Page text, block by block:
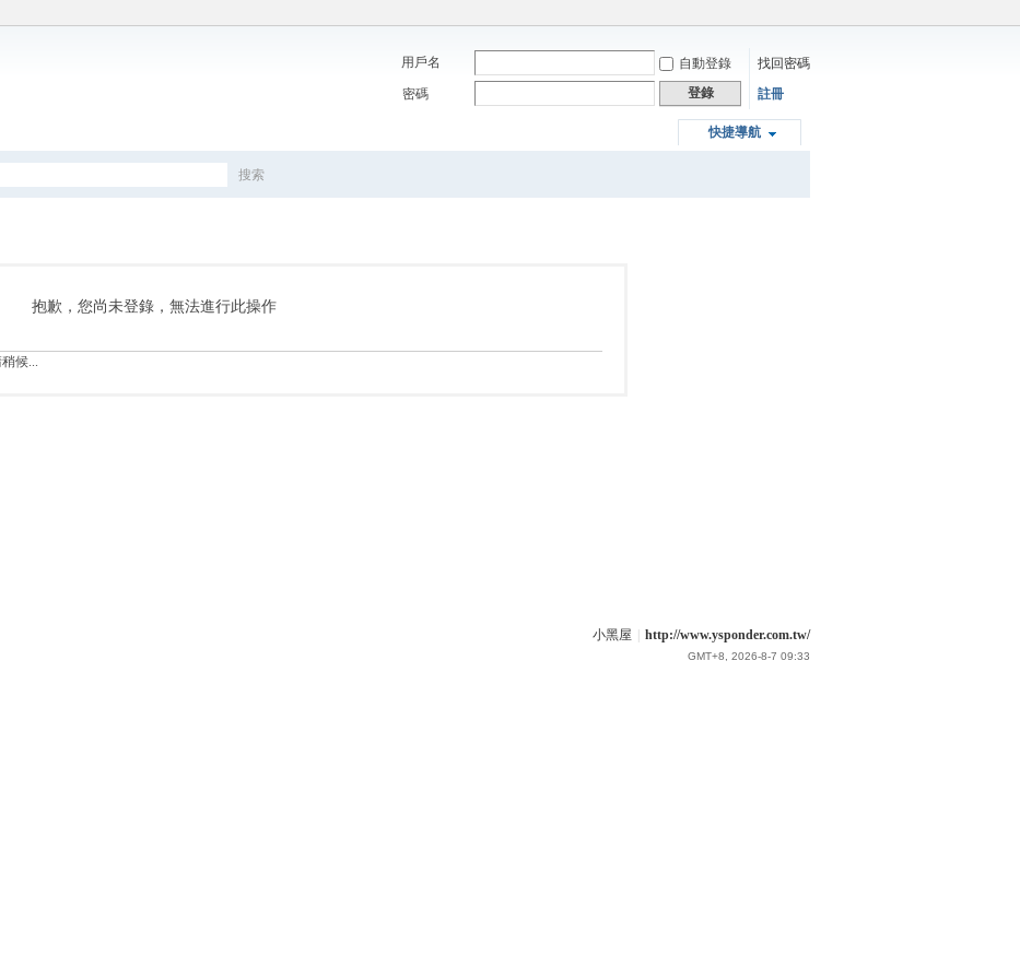
用戶名 自動登錄
找回密碼
密碼
登錄 註冊
快捷導航
搜索
抱歉，您尚未登錄，無法進行此操作
候...
小黑屋 http://www.ysponder.com.tw/
GMT+8, 2026-8-7 09:33